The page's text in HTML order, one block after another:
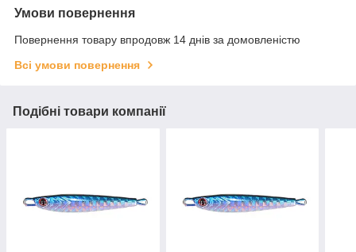
Умови повернення
Повернення товару впродовж 14 днів за домовленістю
Всі умови повернення
Подібні товари компанії